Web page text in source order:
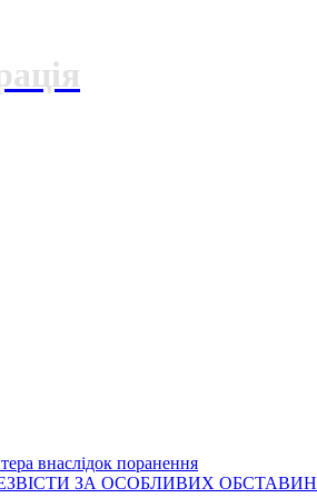
внаслідок поранення
ЗА ОСОБЛИВИХ ОБСТАВИН